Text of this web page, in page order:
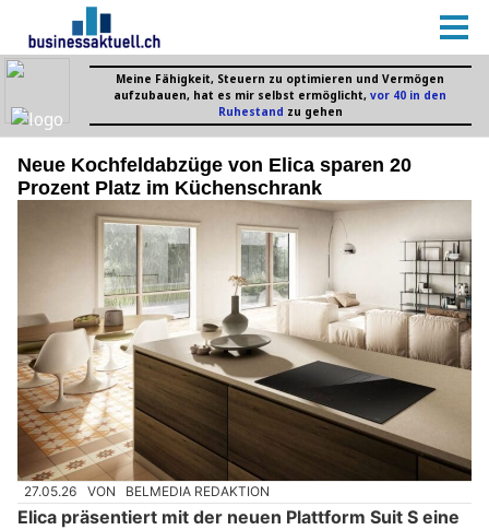
Neue Kochfeldabzüge von Elica sparen 20
Prozent Platz im Küchenschrank
27.05.26 VON BELMEDIA REDAKTION
Elica präsentiert mit der neuen Plattform Suit S eine